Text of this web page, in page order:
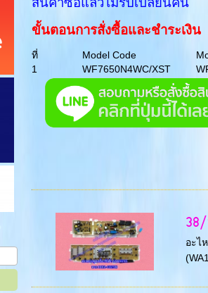
ขั้นตอนการสั่งซื้อและชำระเงิน
ที่ Model Code
1
WF7650N4WC/XST
38/
อะไ